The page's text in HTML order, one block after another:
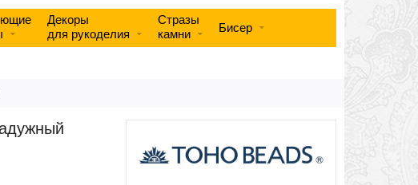
Декоры
для рукоделия
Стразы
камни
Бисер